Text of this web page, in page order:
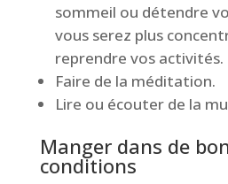
sommeil ou détendre
vous serez plus
reprendre vos activités.
Faire de la méditation.
Lire ou écouter de la
Manger dans de
conditions